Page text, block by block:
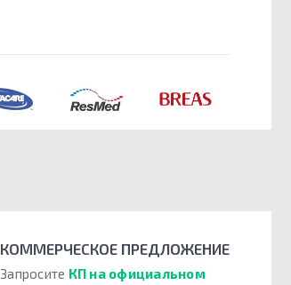
КОММЕРЧЕСКОЕ ПРЕДЛОЖЕНИЕ
Запросите КП на официальном